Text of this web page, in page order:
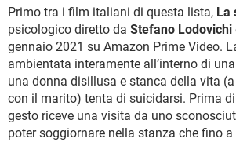
Primo tra i film italiani di questa lista, La
psicologico diretto da Stefano Lodovichi
gennaio 2021 su Amazon Prime Video.
ambientata interamente all’interno di
una donna disillusa e stanca della vita
con il marito) tenta di suicidarsi. Prima di
gesto riceve una visita da uno
poter soggiornare nella stanza che fino